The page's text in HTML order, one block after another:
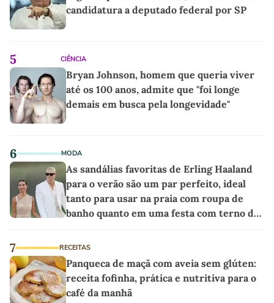
candidatura a deputado federal por SP
5 CIÊNCIA
Bryan Johnson, homem que queria viver
até os 100 anos, admite que "foi longe
demais em busca pela longevidade"
6 MODA
As sandálias favoritas de Erling Haaland
para o verão são um par perfeito, ideal
tanto para usar na praia com roupa de
banho quanto em uma festa com terno de
7 RECEITAS
Panqueca de maçã com aveia sem glúten:
receita fofinha, prática e nutritiva para o
café da manhã